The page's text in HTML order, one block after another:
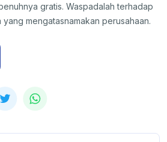
gratis. Waspadalah terhadap
mengatasnamakan perusahaan.